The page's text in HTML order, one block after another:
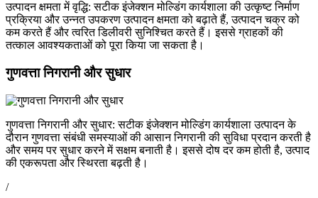
उत्पादन क्षमता में वृद्धि: सटीक इंजेक्शन मोल्डिंग कार्यशाला की उत्कृष्ट निर्माण
प्रक्रिया और उन्नत उपकरण उत्पादन क्षमता को बढ़ाते हैं, उत्पादन चक्र को
कम करते हैं और त्वरित डिलीवरी सुनिश्चित करते हैं। इससे ग्राहकों की
तत्काल आवश्यकताओं को पूरा किया जा सकता है।
गुणवत्ता निगरानी और सुधार
गुणवत्ता निगरानी और सुधार: सटीक इंजेक्शन मोल्डिंग कार्यशाला उत्पादन के
दौरान गुणवत्ता संबंधी समस्याओं की आसान निगरानी की सुविधा प्रदान करती है
और समय पर सुधार करने में सक्षम बनाती है। इससे दोष दर कम होती है, उत्पाद
की एकरूपता और स्थिरता बढ़ती है।
/